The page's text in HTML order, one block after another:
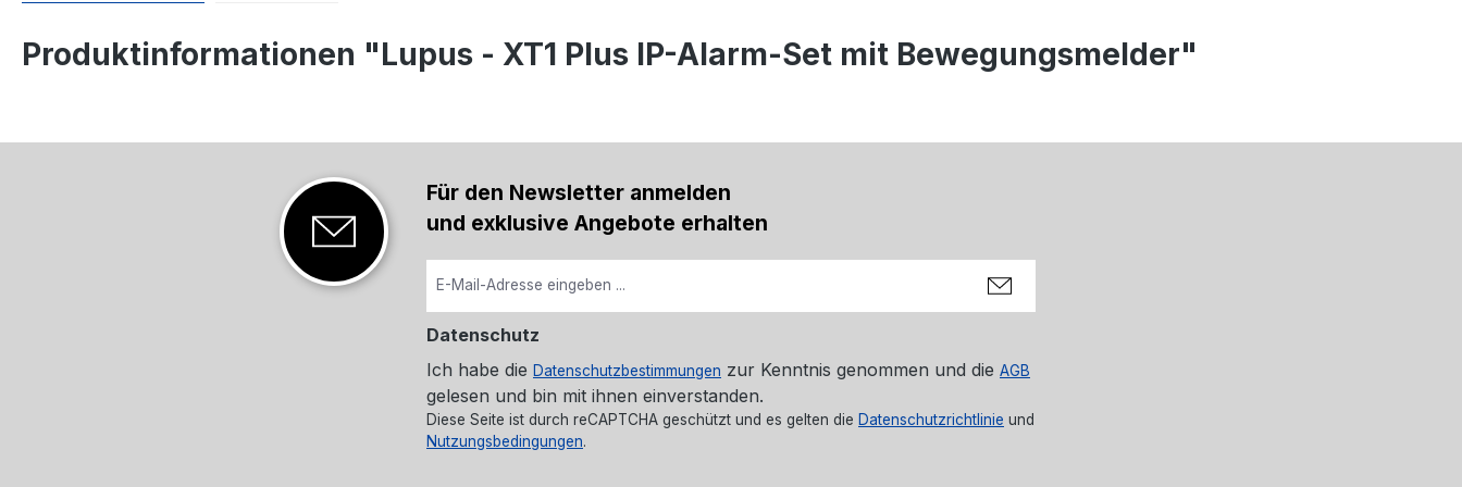
Produktinformationen "Lupus - XT1 Plus IP-Alarm-Set mit Bewegungsmelder"
Für den Newsletter anmelden
und exklusive Angebote erhalten
Datenschutz
Ich habe die Datenschutzbestimmungen zur Kenntnis genommen und die AGB
gelesen und bin mit ihnen einverstanden.
Diese Seite ist durch reCAPTCHA geschützt und es gelten die Datenschutzrichtlinie und
Nutzungsbedingungen.